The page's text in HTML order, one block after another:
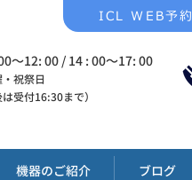
ICL WEB予約
～12: 00 / 14 : 00～17: 00
祝祭日
受付16:30まで）
機器のご紹介 ブログ